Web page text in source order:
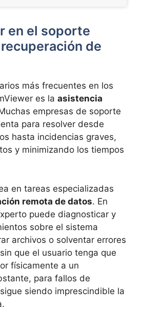
en el soporte
de
más frecuentes en los
es la asistencia
empresas de soporte
para resolver desde
hasta incidencias graves,
y minimizando los tiempos
en tareas especializadas
remota de datos. En
puede diagnosticar y
sobre el sistema
archivos o solventar errores
que el usuario tenga que
físicamente a un
para fallos de
siendo imprescindible la